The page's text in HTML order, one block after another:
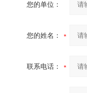
您的单位：
您的姓名：
联系电话：